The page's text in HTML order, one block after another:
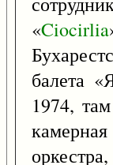
«Ciocirlia
балета
1974,